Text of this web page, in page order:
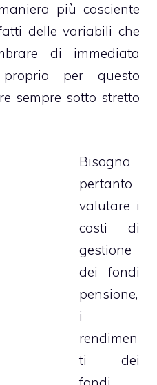
più cosciente
delle variabili che
di immediata
per questo
sempre sotto stretto
Bisogna
pertanto
valutare i
costi di
gestione
dei fondi
pensione,
i
rendimen
ti dei